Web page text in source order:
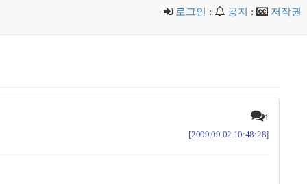
로그인 : 공지 : 저작권
1
[2009.09.02 10:48:28]